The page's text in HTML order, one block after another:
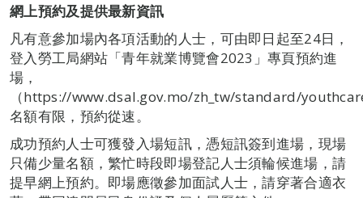
網上預約及提供最新資訊
凡有意參加場內各項活動的人士，可由即日起至24日，
登入勞工局網站「青年就業博覽會2023」專頁預約進
場，
（https://www.dsal.gov.mo/zh_tw/standard/
名額有限，預約從速。
成功預約人士可獲發入場短訊，憑短訊簽到進場，現場
只備少量名額，繁忙時段即場登記人士須輪候進場，請
提早網上預約。即場應徵參加面試人士，請穿著合適衣